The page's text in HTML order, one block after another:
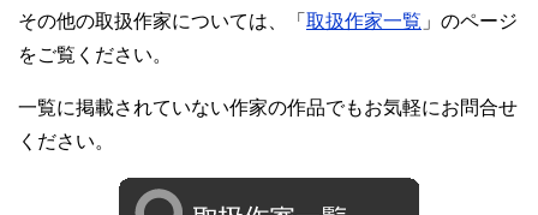
その他の取扱作家については、「 取扱作家一覧 」のページ
をご覧ください。
一覧に掲載されていない作家の作品でもお気軽にお問合せ
ください。